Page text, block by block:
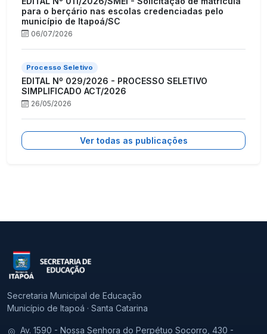
para o berçário nas escolas credenciadas pelo
município de Itapoá/SC
06/07/2026
Processo Seletivo
EDITAL Nº 029/2026 - PROCESSO SELETIVO
SIMPLIFICADO ACT/2026
26/05/2026
Ver todas as publicações
Secretaria Municipal de Educação
Município de Itapoá · Santa Catarina
Av. 1590 - Nossa Senhora do Perpétuo Socorro, 430 -